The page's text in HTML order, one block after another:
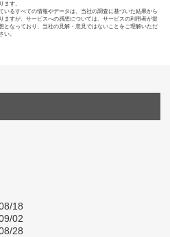
ます。
いるすべての情報やデータは、当社の調査に基づいた結果から
ますが、サービスへの感想については、サービスの利用者が提
となっており、当社の見解・意見ではないことをご理解いただ
い。
18
02
28